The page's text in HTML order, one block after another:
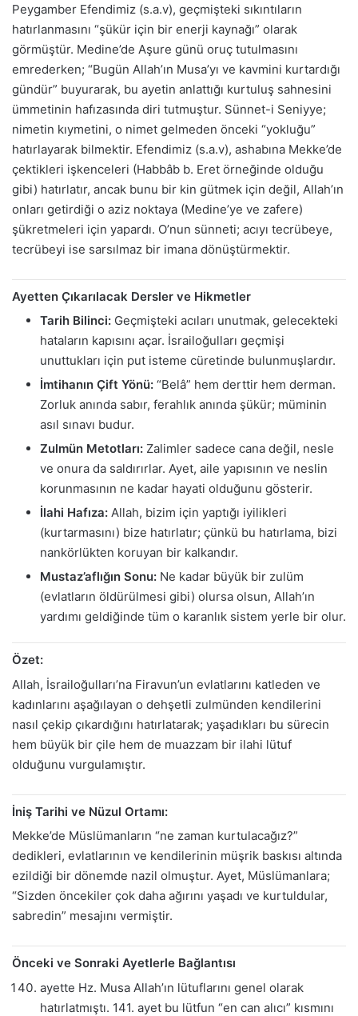
Peygamber Efendimiz (s.a.v), geçmişteki sıkıntıların
hatırlanmasını “şükür için bir enerji kaynağı” olarak
görmüştür. Medine’de Aşure günü oruç tutulmasını
emrederken; “Bugün Allah’ın Musa’yı ve kavmini kurtardığı
gündür” buyurarak, bu ayetin anlattığı kurtuluş sahnesini
ümmetinin hafızasında diri tutmuştur. Sünnet-i Seniyye;
nimetin kıymetini, o nimet gelmeden önceki “yokluğu”
hatırlayarak bilmektir. Efendimiz (s.a.v), ashabına Mekke’de
çektikleri işkenceleri (Habbâb b. Eret örneğinde olduğu
gibi) hatırlatır, ancak bunu bir kin gütmek için değil, Allah’ın
onları getirdiği o aziz noktaya (Medine’ye ve zafere)
şükretmeleri için yapardı. O’nun sünneti; acıyı tecrübeye,
tecrübeyi ise sarsılmaz bir imana dönüştürmektir.
Ayetten Çıkarılacak Dersler ve Hikmetler
Tarih Bilinci: Geçmişteki acıları unutmak, gelecekteki
hataların kapısını açar. İsrailoğulları geçmişi
unuttukları için put isteme cüretinde bulunmuşlardır.
İmtihanın Çift Yönü: “Belâ” hem derttir hem derman.
Zorluk anında sabır, ferahlık anında şükür; müminin
asıl sınavı budur.
Zulmün Metotları: Zalimler sadece cana değil, nesle
ve onura da saldırırlar. Ayet, aile yapısının ve neslin
korunmasının ne kadar hayati olduğunu gösterir.
İlahi Hafıza: Allah, bizim için yaptığı iyilikleri
(kurtarmasını) bize hatırlatır; çünkü bu hatırlama, bizi
nankörlükten koruyan bir kalkandır.
Mustaz’aflığın Sonu: Ne kadar büyük bir zulüm
(evlatların öldürülmesi gibi) olursa olsun, Allah’ın
yardımı geldiğinde tüm o karanlık sistem yerle bir olur.
Özet:
Allah, İsrailoğulları’na Firavun’un evlatlarını katleden ve
kadınlarını aşağılayan o dehşetli zulmünden kendilerini
nasıl çekip çıkardığını hatırlatarak; yaşadıkları bu sürecin
hem büyük bir çile hem de muazzam bir ilahi lütuf
olduğunu vurgulamıştır.
İniş Tarihi ve Nüzul Ortamı:
Mekke’de Müslümanların “ne zaman kurtulacağız?”
dedikleri, evlatlarının ve kendilerinin müşrik baskısı altında
ezildiği bir dönemde nazil olmuştur. Ayet, Müslümanlara;
“Sizden öncekiler çok daha ağırını yaşadı ve kurtuldular,
sabredin” mesajını vermiştir.
Önceki ve Sonraki Ayetlerle Bağlantısı
ayette Hz. Musa Allah’ın lütuflarını genel olarak
hatırlatmıştı. 141. ayet bu lütfun “en can alıcı” kısmını